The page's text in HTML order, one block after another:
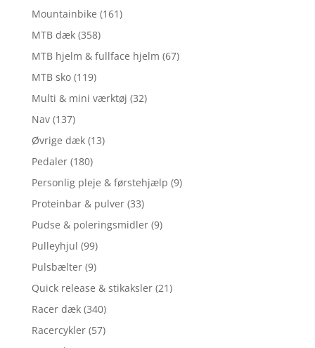
Mountainbike (161)
MTB dæk (358)
MTB hjelm & fullface hjelm (67)
MTB sko (119)
Multi & mini værktøj (32)
Nav (137)
Øvrige dæk (13)
Pedaler (180)
Personlig pleje & førstehjælp (9)
Proteinbar & pulver (33)
Pudse & poleringsmidler (9)
Pulleyhjul (99)
Pulsbælter (9)
Quick release & stikaksler (21)
Racer dæk (340)
Racercykler (57)